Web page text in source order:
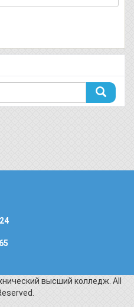
высший колледж. All